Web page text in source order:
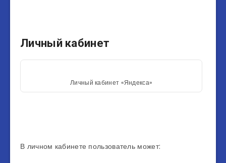
Личный кабинет
Личный кабинет «Яндекса»
В личном кабинете пользователь может: